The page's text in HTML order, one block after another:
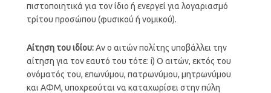
πιστοποιητικά για τον ίδιο ή ενεργεί για λογαριασμό
τρίτου προσώπου (φυσικού ή νομικού).
Αίτηση του ιδίου:Αν ο αιτών πολίτης υποβάλλει την
αίτηση για τον εαυτό του τότε: i) Ο αιτών, εκτός του
ονόματός του, επωνύμου, πατρωνύμου, μητρωνύμου
και ΑΦΜ, υποχρεούται να καταχωρίσει στην πύλη